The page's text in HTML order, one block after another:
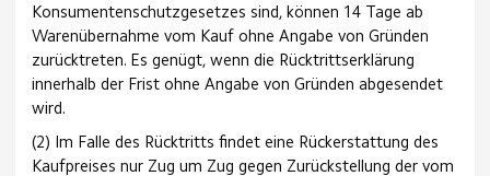
Konsumentenschutzgesetzes sind, können 14 Tage ab
Warenübernahme vom Kauf ohne Angabe von Gründen
zurücktreten. Es genügt, wenn die Rücktrittserklärung
innerhalb der Frist ohne Angabe von Gründen abgesendet
wird.
(2) Im Falle des Rücktritts findet eine Rückerstattung des
Kaufpreises nur Zug um Zug gegen Zurückstellung der vom